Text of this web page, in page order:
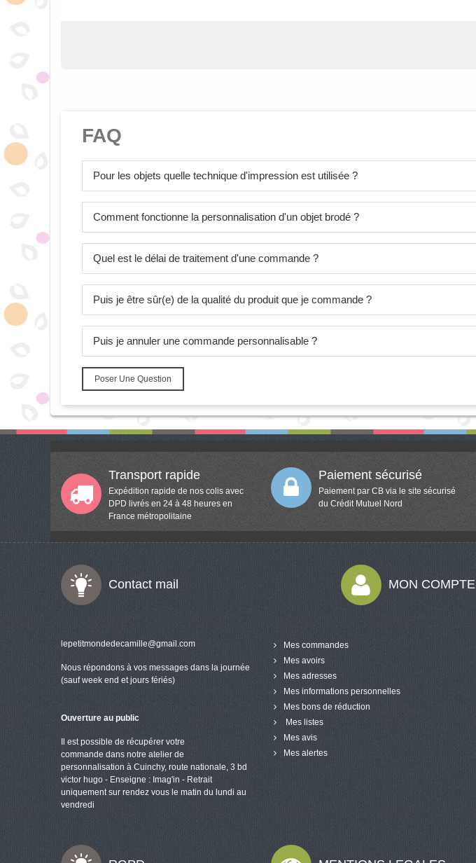
FAQ
Pour les objets quelle technique d'impression est utilisée ?
Comment fonctionne la personnalisation d'un objet brodé ?
Quel est le délai de traitement d'une commande ?
Puis je être sûr(e) de la qualité du produit que je commande ?
Puis je annuler une commande personnalisable ?
Poser Une Question
Transport rapide
Expédition rapide de nos colis avec
DPD livrés en 24 à 48 heures en
France métropolitaine
Paiement sécurisé
Paiement par CB via le site sécurisé
du Crédit Mutuel Nord
Contact mail MON COMPTE
lepetitmondedecamille@gmail.com
Nous répondons à vos messages dans la journée
(sauf week end et jours fériés)
Ouverture au public
Il est possible de récupérer votre
commande dans notre atelier de
personnalisation à Cuinchy, route nationale, 3 bd
victor hugo - Enseigne : Imag'in - Retrait
uniquement sur rendez vous le matin du lundi au
vendredi
Mes commandes
Mes avoirs
Mes adresses
Mes informations personnelles
Mes bons de réduction
Mes listes
Mes avis
Mes alertes